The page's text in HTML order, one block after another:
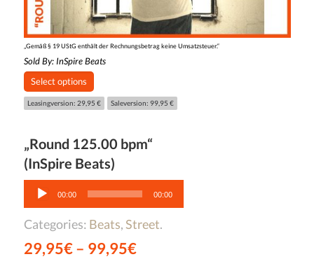
„Gemäß § 19 UStG enthält der Rechnungsbetrag keine Umsatzsteuer.“
Sold By: InSpire Beats
Select options
Leasingversion: 29,95 € Saleversion: 99,95 €
„Round 125.00 bpm“
(InSpire Beats)
Audio-
Player
00:00 00:00
Categories: Beats,Street.
29,95€– 99,95€